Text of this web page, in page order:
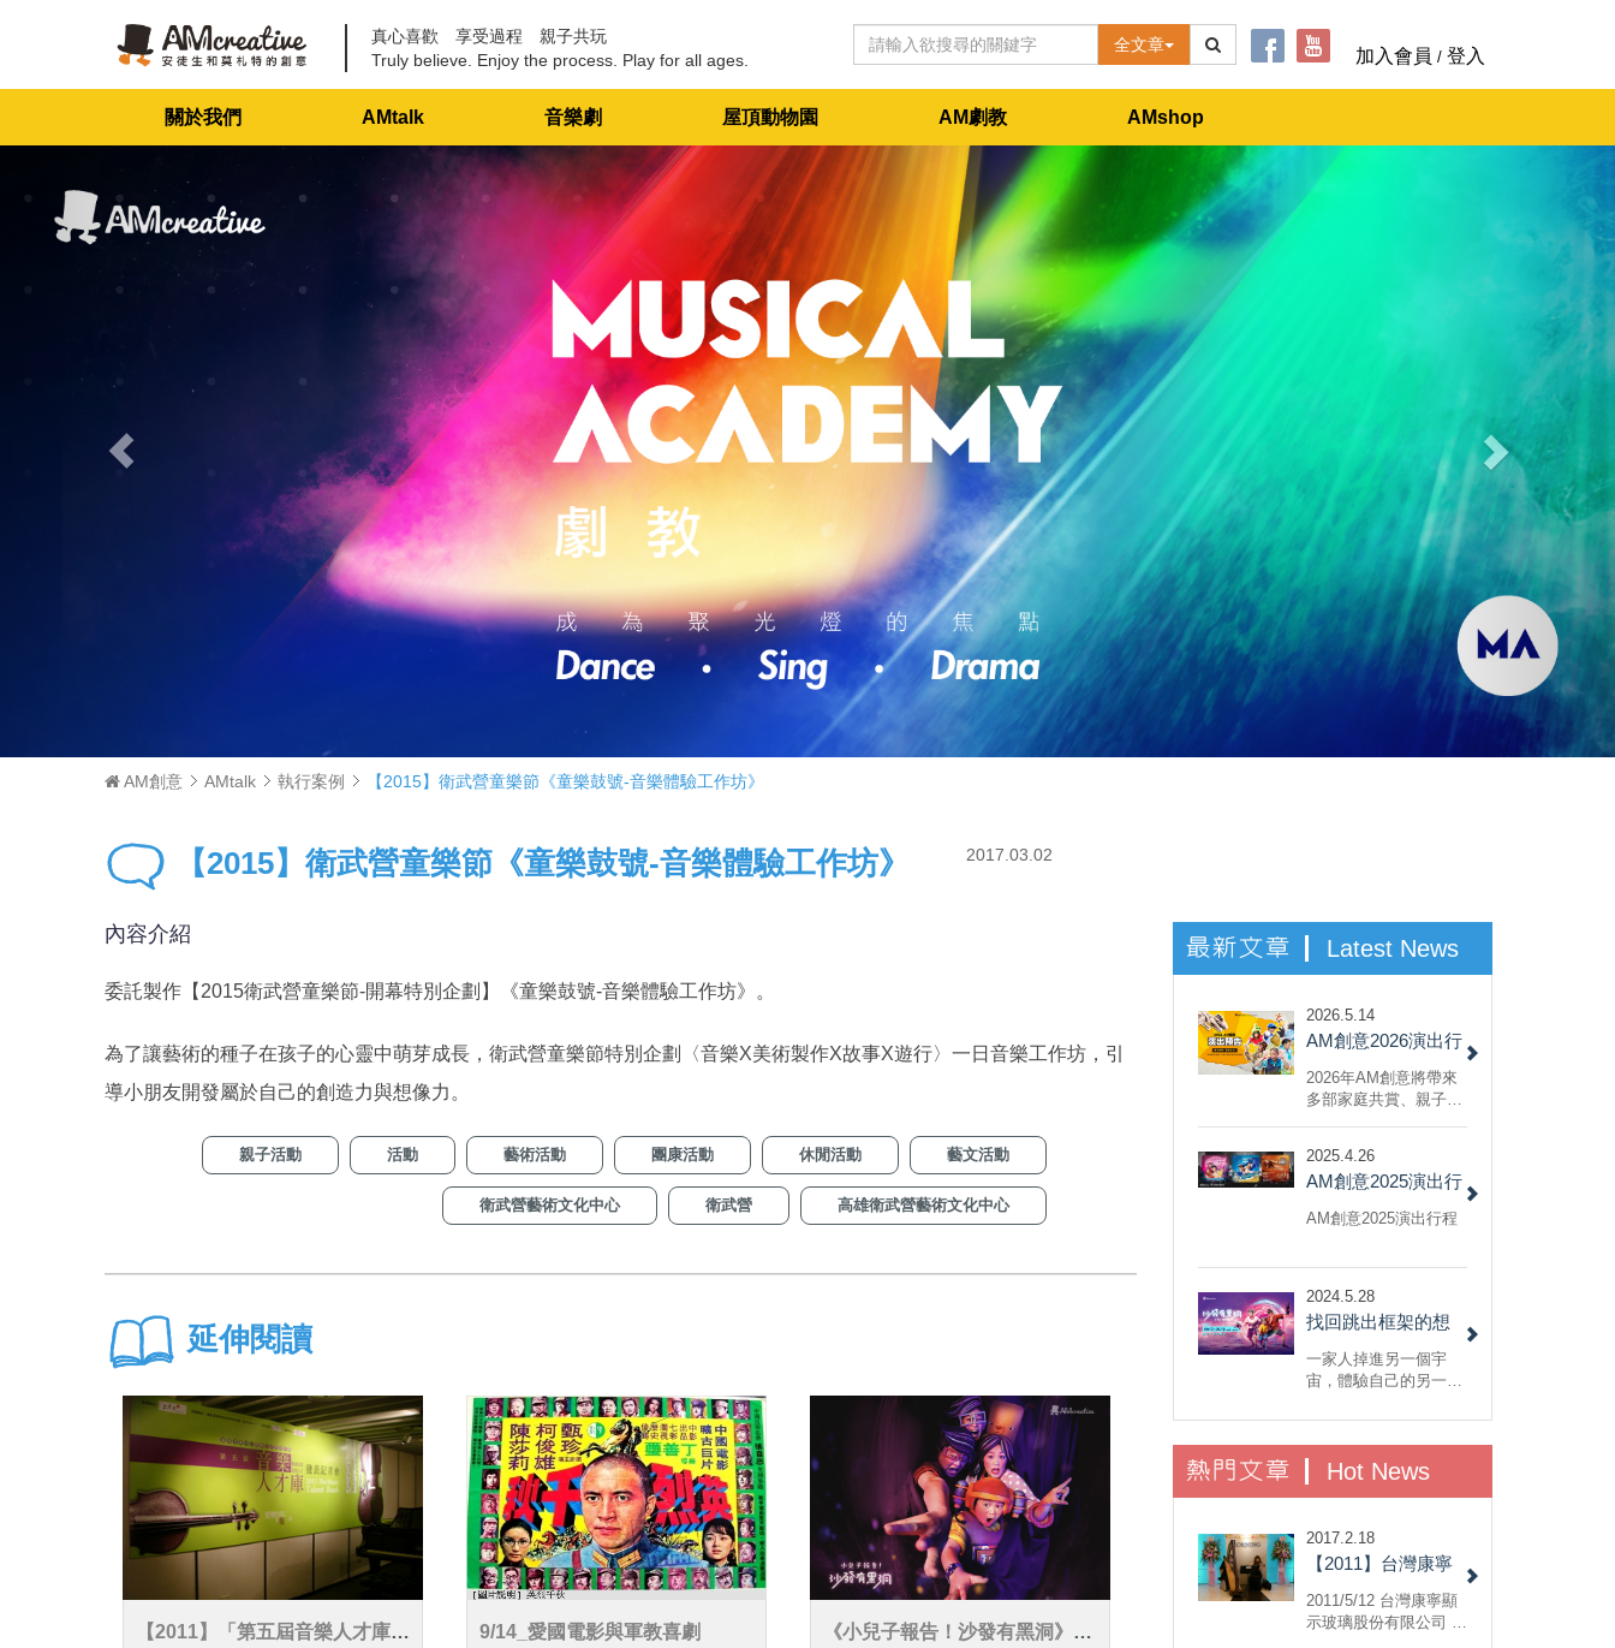
真心喜歡 享受過程 親子共玩
Truly believe. Enjoy the process. Play for all ages.
全文章
加入會員 / 登入
關於我們 AMtalk 音樂劇 屋頂動物園 AM劇教 AMshop
AM創意 AMtalk 執行案例 【2015】衛武營童樂節《童樂鼓號-音樂體驗工作坊》
【2015】衛武營童樂節《童樂鼓號-音樂體驗工作坊》 2017.03.02
內容介紹
委託製作【2015衛武營童樂節-開幕特別企劃】《童樂鼓號-音樂體驗工作坊》。
為了讓藝術的種子在孩子的心靈中萌芽成長，衛武營童樂節特別企劃〈音樂X美術製作X故事X遊行〉一日音樂工作坊，引
導小朋友開發屬於自己的創造力與想像力。
親子活動 活動 藝術活動 團康活動 休閒活動 藝文活動
衛武營藝術文化中心 衛武營 高雄衛武營藝術文化中心
延伸閱讀
【2011】「第五屆音樂人才庫」
9/14_愛國電影與軍教喜劇
《小兒子報告！沙發有黑洞》新
最新文章 Latest News
2026.5.14
AM創意2026演出行
程
2026年AM創意將帶來
多部家庭共賞、親子劇
各大藝文場館登場。
2025.4.26
AM創意2025演出行
程
AM創意2025演出行程
2024.5.28
找回跳出框架的想
像力以及不怕犯錯
的勇氣：小兒子音
一家人掉進另一個宇
宙，體驗自己的另一
思家人間的關係，最後
回到自己的宇宙和解。
不，我說的不是《媽的
多重宇宙》，而是 AM
樂劇《沙發有黑
洞！》......
熱門文章 Hot News
2017.2.18
【2011】台灣康寧
顯示玻璃股份有限
公司 開幕音樂會
2011/5/12 台灣康寧顯
示玻璃股份有限公司 開